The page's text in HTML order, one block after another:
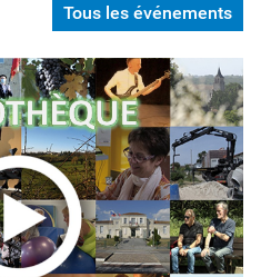
Tous les événements